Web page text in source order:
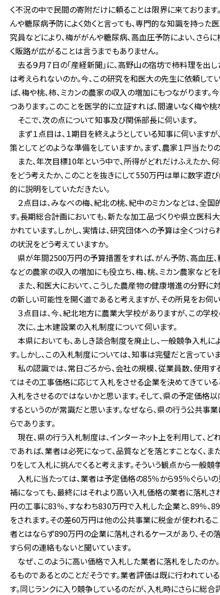
く不況の中で民間の寄附だけに頼ることは限界に来ております
んや糖尿病予防によく効くと言っても、専門的な知識を持っ
究員などにより、梅ががんや糖尿病、高血圧予防によい、さら
く販路が広がることは言うまでもありません。
去る９月７日の「産経新聞」に、高野山の宿坊で柿料理を出
は考えられないのか。今、この研究を和医大の先生に依頼し
ば、梅や桃、柿、ミカンの農家の収入の増加にもつながります
つあります。このことを医学的に立証すれば、間違いなく梅や
そこで、次の点について知事及び関係部長に伺います。
まず１点目は、１期目を終えようとしている知事に伺います
策としてどのような準備をしていますか。まず、農家１戸当た
また、年次目標10年という中で、所得がどれだけふえたか
をどう考えたか、このことを抜きにして550万円は単に数字遊
的に説明をしていただきたい。
２点目は、みなべの梅、紀北の桃、紀中のミカンなどは、全
す。長期総合計画においても、新たな加工品づくりや県立医
かれています。しかし、実情は、研究団体への予算は全くつけ
の状況をどう考えていますか。
県が年間2500万円の予算措置をすれば、がん予防、高血圧
などの農家の収入の増加にも役立ち、梅、桃、ミカン農家など
また、和医大において、こうした農産物の健康増進の分野
の新しい可能性を開く道であると考えますが、その所見をお伺い
３点目は、今、紀北地方に農業大学校がありますが、この学
次に、土木建設業の入札制度について伺います。
本県においても、あしき談合制度を廃止し、一般競争入札
す。しかし、この入札制度については、知事は完璧だと言って
私の認識では、常日ごろから、会社の規模、従業員数、使用す
てはその工事価格に応じて入札をさせる企業を決めてきてい
入札をさせるのではないかと思います。そして、県の予定価
するというのが常識だと思います。なぜなら、県の行う公共
らであります。
現在、県の行う入札制度は、インターネット上を利用して、
であれば、業者は必死になって、品質などを落とすことなく、
りをして入札に挑んでくると考えます。そういう観点から一般
入札に当たっては、業者は予定価格の85％から95％ぐらい
補になっても、最終にはそれより高い入札価格の業者に落札さ
円の工事に83％、すなわち830万円で入札した企業と、89％
をされます。その差60万円は他の公共事業に税金が使われる
者とはならず890万円の企業に落札されるケースがあり、その
すら何の連絡もないと聞いています。
なぜ、このように高い価格で入札した業者に落札をしたのか
るものであるとのことだそうです。業者評価は既に行われてい
す。同じランクに入り競争しているのだが、入札時にさらに